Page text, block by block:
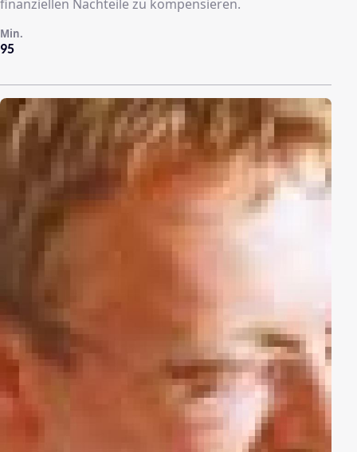
finanziellen Nachteile zu kompensieren.
95
Min.